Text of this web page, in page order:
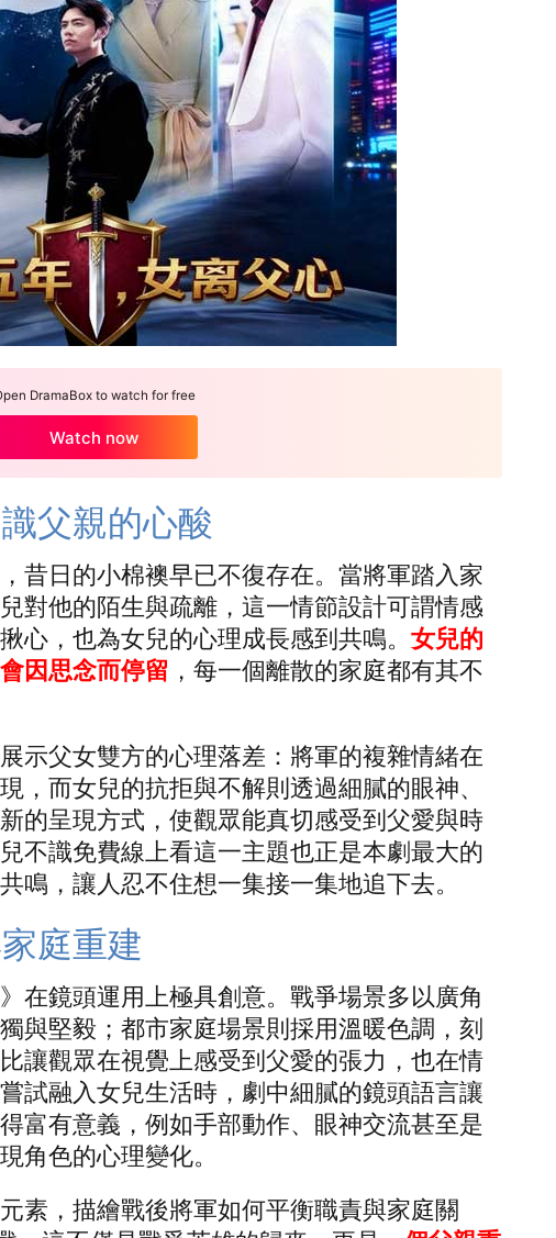
DramaBox to watch for free
Watch now
父親的心酸
昔日的小棉襖早已不復存在。當將軍踏入家
對他的陌生與疏離，這一情節設計可謂情感
心，也為女兒的心理成長感到共鳴。女兒的
因思念而停留 ，每一個離散的家庭都有其不
示父女雙方的心理落差：將軍的複雜情緒在
，而女兒的抗拒與不解則透過細膩的眼神、
的呈現方式，使觀眾能真切感受到父愛與時
不識免費線上看這一主題也正是本劇最大的
鳴，讓人忍不住想一集接一集地追下去。
庭重建
在鏡頭運用上極具創意。戰爭場景多以廣角
與堅毅；都市家庭場景則採用溫暖色調，刻
讓觀眾在視覺上感受到父愛的張力，也在情
試融入女兒生活時，劇中細膩的鏡頭語言讓
富有意義，例如手部動作、眼神交流甚至是
角色的心理變化。
素，描繪戰後將軍如何平衡職責與家庭關